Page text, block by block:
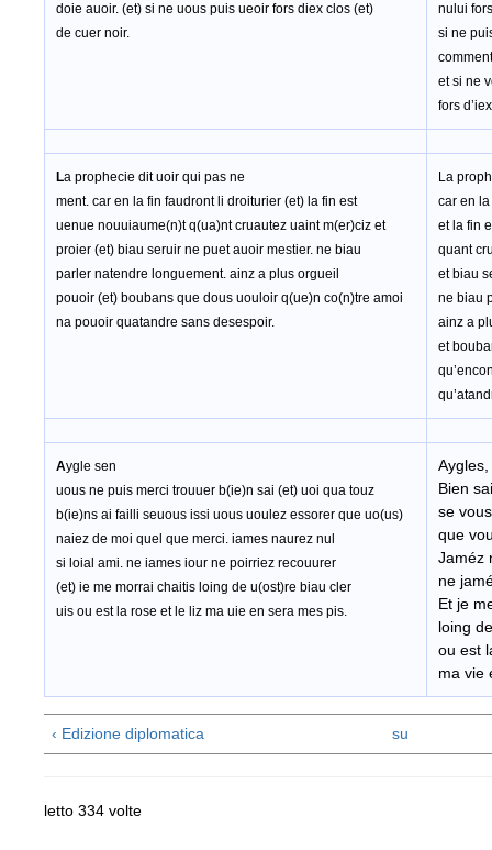
doie auoir. (et) si ne uous puis ueoir fors diex clos (et)
de cuer noir.
nului
si ne
et si ne
fors
La prophecie dit uoir qui pas ne
ment. car en la fin faudront li droiturier (et) la fin est
uenue nouuiaume(n)t q(ua)nt cruautez uaint m(er)ciz et
proier (et) biau seruir ne puet auoir mestier. ne biau
parler natendre longuement. ainz a plus orgueil
pouoir (et) boubans que dous uouloir q(ue)n co(n)tre amoi
na pouoir quatandre sans desespoir.
La
car en
et la fin
quant
et biau
ne biau
ainz a
et
Aygle sen
uous ne puis merci trouuer b(ie)n sai (et) uoi qua touz
b(ie)ns ai failli seuous issi uous uoulez essorer que uo(us)
naiez de moi quel que merci. iames naurez nul
si loial ami. ne iames iour ne poirriez recouurer
(et) ie me morrai chaitis loing de u(ost)re biau cler
uis ou est la rose et le liz ma uie en sera mes pis.
Bien
se
que
Jaméz
ne
Et je
loing
ou est
ma vie
‹ Edizione diplomatica su
letto 334 volte